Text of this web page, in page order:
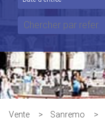
Vente > Sanremo >